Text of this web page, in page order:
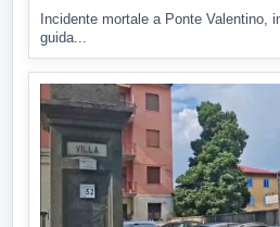
Incidente mortale a Ponte Valentino,
guida...